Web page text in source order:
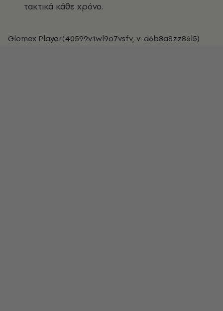
τακτικά κάθε χρόνο.
Glomex Player(40599v1wl9o7vsfv, v-d6b8a8zz86l5)